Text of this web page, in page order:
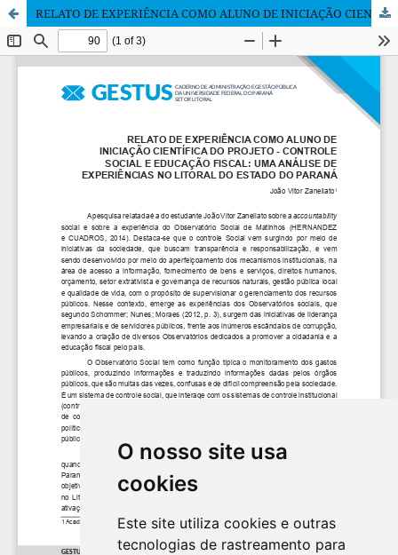
O nosso site usa
cookies
Este site utiliza cookies e outras
tecnologias de rastreamento para
RELATO DE EXPERIÊNCIA COMO ALUNO DE INICIAÇÃO CIENTÍFICA DO PROJETO - CONTROLE SOCIAL E EDUCAÇÃO FISCAL: UMA ANÁLISE DE EXPERIÊNCIAS NO LITORAL DO ESTADO DO PARANÁ